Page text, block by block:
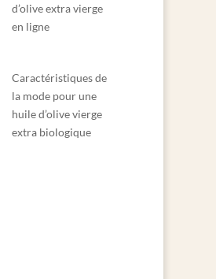
d’olive extra vierge
en ligne
Caractéristiques de
la mode pour une
huile d’olive vierge
extra biologique